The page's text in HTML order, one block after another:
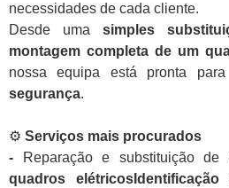
necessidades de cada cliente.
Desde uma simples
montagem completa de um
nossa equipa está pronta
segurança.
⚙️ Serviços mais procurados
-
Reparação e substituição de
quadros